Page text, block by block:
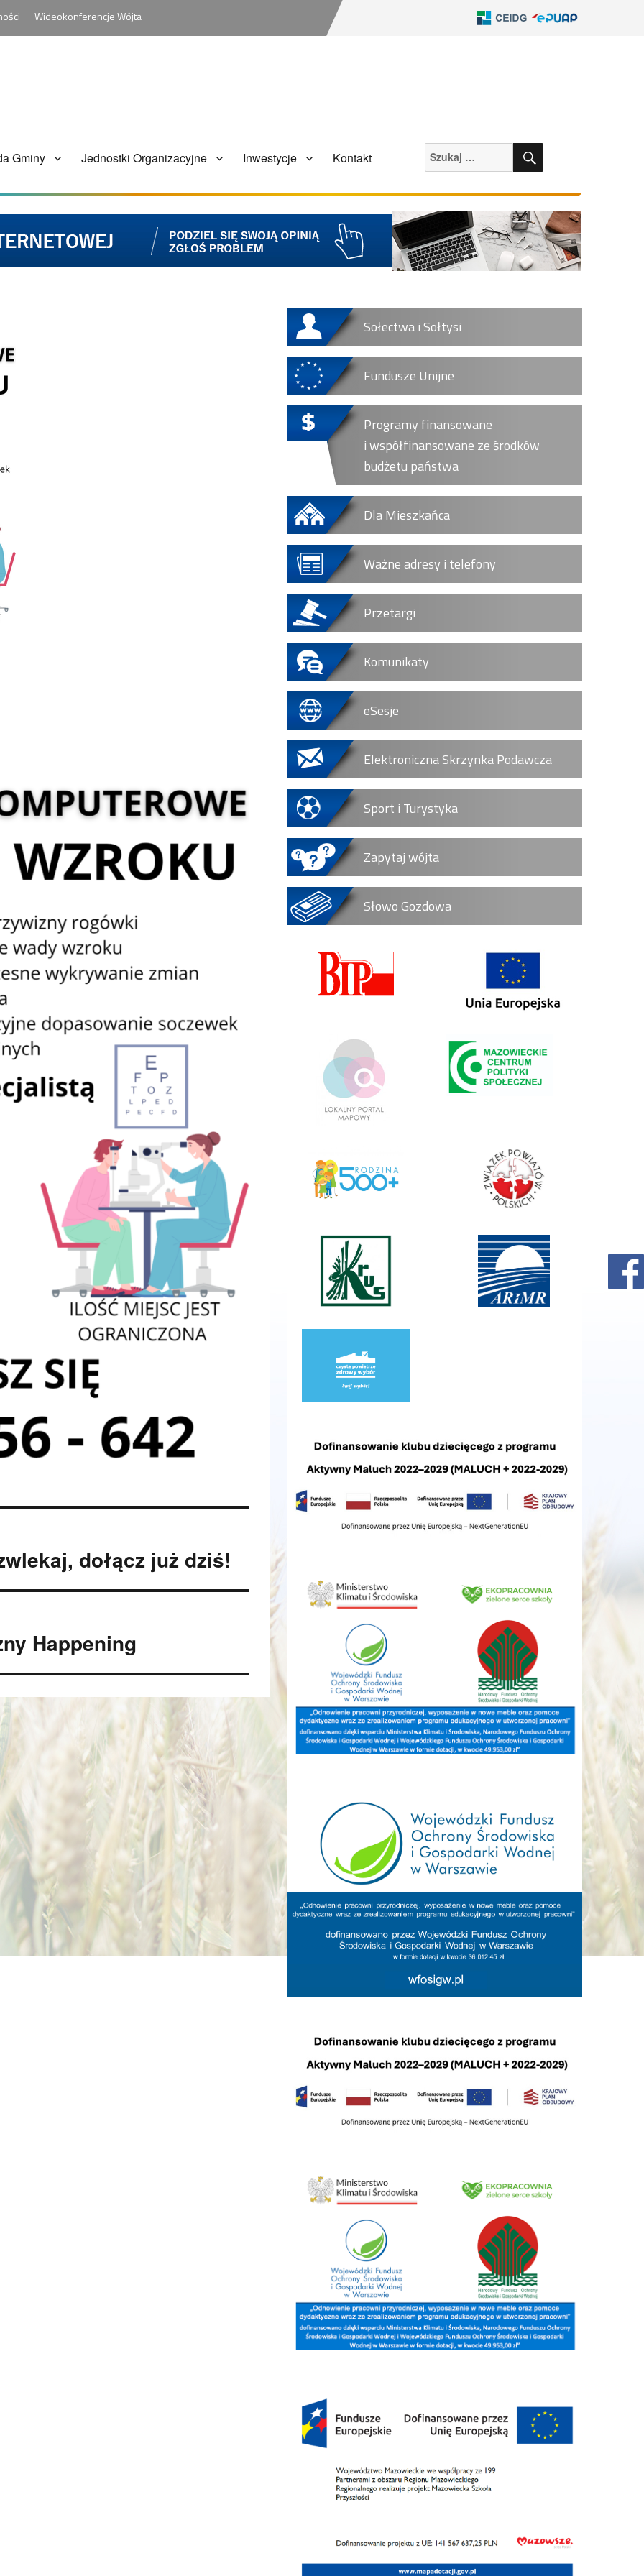
Wideokonferencje Wójta
Gminy Jednostki Organizacyjne Inwestycje Kontakt Szukaj: SZUKAJ
dołącz już dziś!
Happening
Sołectwa i Sołtysi
Fundusze Unijne
Programy finansowane
i współfinansowane ze środków
budżetu państwa
Dla Mieszkańca
Ważne adresy i telefony
Przetargi
Komunikaty
eSesje
Elektroniczna Skrzynka Podawcza
Sport i Turystyka
Zapytaj wójta
Słowo Gozdowa